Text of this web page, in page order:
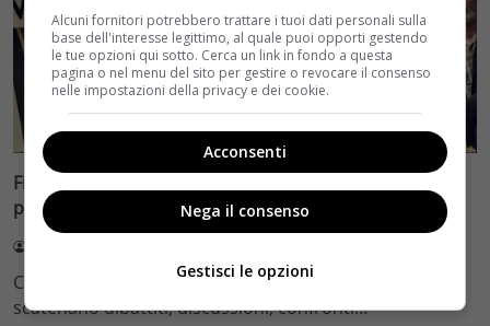
Finali che lasciano il “dubbio” e ci restano in testa: i film
più iconici del cinema che finiscono in modo ambiguo
Ci sono finali di film che finiscono con il dubbio e
scatenano dibattiti, discussioni, confronti…
Alcuni fornitori potrebbero trattare i tuoi dati personali sulla
base dell'interesse legittimo, al quale puoi opporti gestendo
le tue opzioni qui sotto. Cerca un link in fondo a questa
pagina o nel menu del sito per gestire o revocare il consenso
nelle impostazioni della privacy e dei cookie.
Acconsenti
Nega il consenso
Gestisci le opzioni